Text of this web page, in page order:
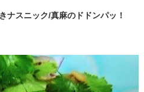
ナスニック/真麻のドドンパッ！